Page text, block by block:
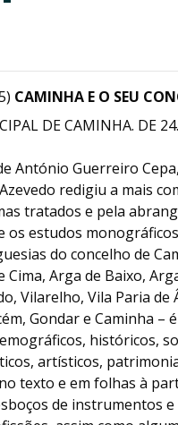
CAMINHA E O SEU
DE CAMINHA. DE
António Guerreiro
redigiu a mais
tratados e pela
os estudos
do concelho de
Arga de Baixo,
Vilarelho, Vila Paria de
Gondar e Caminha –
históricos,
artísticos,
texto e em folhas à
de instrumentos